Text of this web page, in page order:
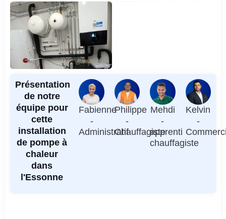
Présentation
de notre
équipe pour
cette
installation
de pompe à
chaleur
dans
l'Essonne
Fabienne
-
Administratif
Philippe
-
Chauffagiste
Mehdi
-
apprenti
chauffagiste
Kelvin
-